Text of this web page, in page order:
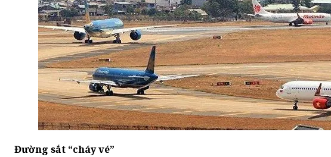
Đường sắt “cháy vé”